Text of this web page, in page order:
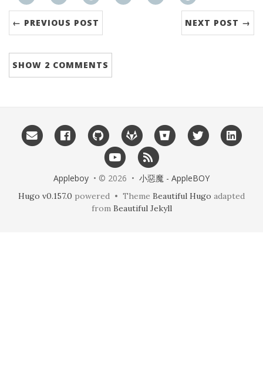
← PREVIOUS POST NEXT POST →
SHOW 2 COMMENTS
Appleboy • © 2026 • 小惡魔 - AppleBOY
Hugo v0.157.0 powered • Theme Beautiful Hugo adapted
from Beautiful Jekyll